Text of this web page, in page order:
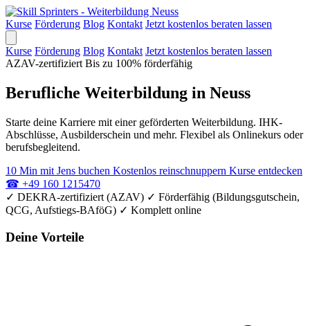
Kurse Förderung Blog Kontakt Jetzt kostenlos beraten lassen
Kurse Förderung Blog Kontakt Jetzt kostenlos beraten lassen
AZAV-zertifiziert Bis zu 100% förderfähig
Berufliche Weiterbildung in Neuss
Starte deine Karriere mit einer geförderten Weiterbildung. IHK-
Abschlüsse, Ausbilderschein und mehr. Flexibel als Onlinekurs oder
berufsbegleitend.
10 Min mit Jens buchen Kostenlos reinschnuppern Kurse entdecken
☎ +49 160 1215470
✓ DEKRA-zertifiziert (AZAV) ✓ Förderfähig (Bildungsgutschein,
QCG, Aufstiegs-BAföG) ✓ Komplett online
Deine Vorteile